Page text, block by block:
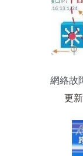
網絡故
更